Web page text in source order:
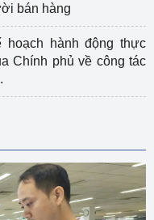
bán hàng
hoạch hành động thực
Chính phủ về công tác